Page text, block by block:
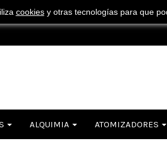
Consigue tu envío gratuito por
ALQUIMIA ATOMIZADORES
cookiesy otras tecnologías para que